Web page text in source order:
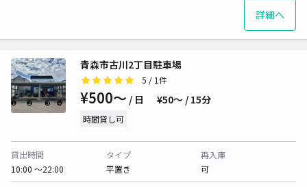
詳細へ
青森市古川2丁目駐車場
5 / 1件
¥500〜 / 日 ¥50〜 / 15分
時間貸し可
貸出時間
10:00 〜22:00
タイプ
平置き
再入庫
可